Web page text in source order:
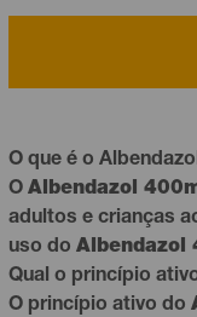
O que é o
O Albendazol
adultos e crianças
uso do Albendazol
Qual o princípio
O princípio ativo do